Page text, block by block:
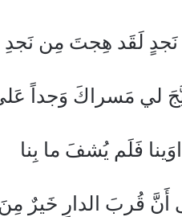
نَجدٍ لَقَد هِجتَ مِن نَجدِ
وَجداً
فَلَم يُشفَ ما بِنا
الدارِ خَيرٌ مِنَ